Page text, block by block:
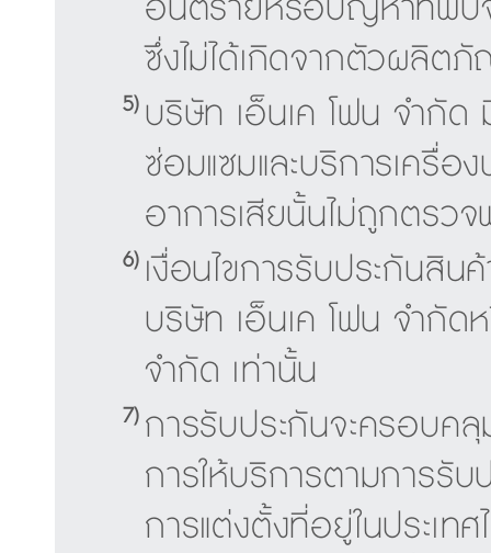
อันตรายหรือปัญหาที่พบ
ซึ่งไม่ได้เกิดจากตัวผลิต
5) บริษัท เอ็นเค โฟน จำกัด
ซ่อมแซมและบริการเครื่อ
อาการเสียนั้นไม่ถูกตรว
6) เงื่อนไขการรับประกันสิ
บริษัท เอ็นเค โฟน จำกัด
จำกัด เท่านั้น
7) การรับประกันจะครอบคลุ
การให้บริการตามการรั
การแต่งตั้งที่อยู่ในประเท